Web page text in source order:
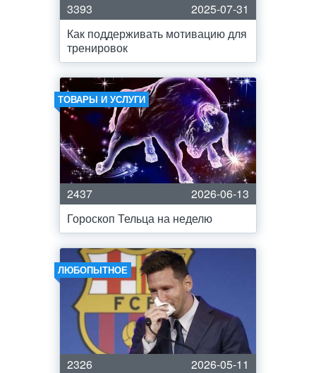
3393
2025-07-31
Как поддерживать мотивацию для
тренировок
ТОВАРЫ И УСЛУГИ
2437
2026-06-13
Гороскоп Тельца на неделю
ЛЮБОПЫТНОЕ
2326
2026-05-11